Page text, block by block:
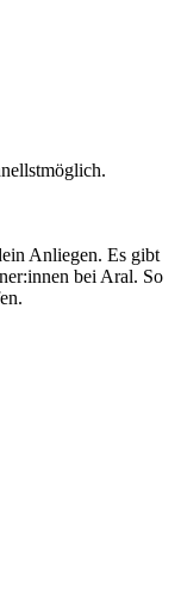
Anliegen. Es gibt
bei Aral. So